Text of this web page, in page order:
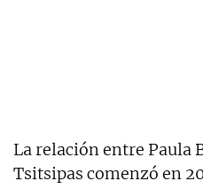
La relación entre Paula
Tsitsipas comenzó en